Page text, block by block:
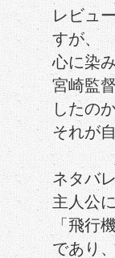
レビュ
すが、
心に染
宮崎監
したの
それが
ネタバ
主人公
「飛行
であり